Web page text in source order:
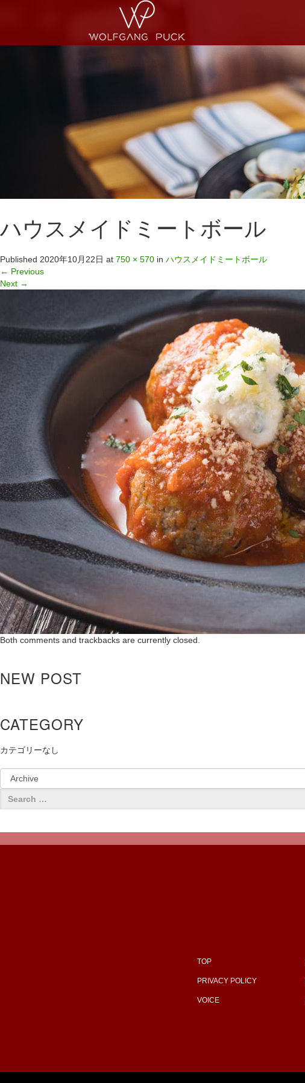
ハウスメイドミートボール
Published 2020年10月22日 at 750 × 570 in ハウスメイドミートボール
← Previous
Next →
Both comments and trackbacks are currently closed.
NEW POST
CATEGORY
カテゴリーなし
TOP
PRIVACY POLICY
VOICE